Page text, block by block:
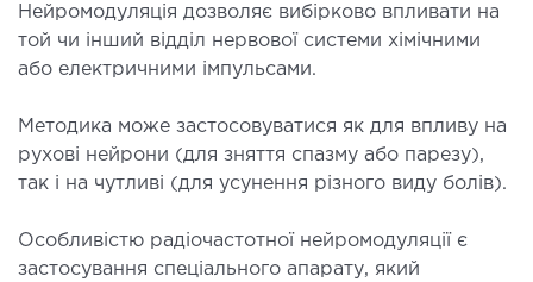
носа
вух
І ЛОР-ХІРУРГІЯ
лікування порожнини носа і
лікування захворювань та патологій
і глотки
Нейромодуляція дозволяє вибірково впливати на
той чи інший відділ нервової системи хімічними
або електричними імпульсами.
Методика може застосовуватися як для впливу на
рухові нейрони (для зняття спазму або парезу),
так і на чутливі (для усунення різного виду болів).
Особливістю радіочастотної нейромодуляції є
застосування спеціального апарату, який